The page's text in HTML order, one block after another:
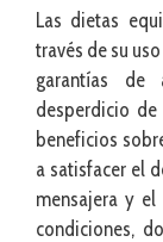
Las dietas
través de su
garantías de
desperdicio
beneficios
a satisfacer el
mensajera y
condiciones,